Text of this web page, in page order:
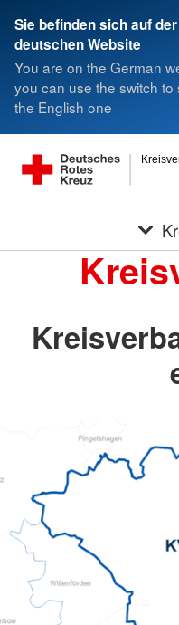
Sie befinden sich auf der
deutschen Website
You are on the German
you can use the switch to
the English one